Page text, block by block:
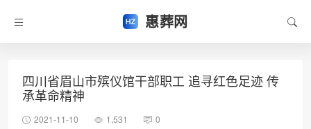
惠葬网
四川省眉山市殡仪馆干部职工 追寻红色足迹 传
承革命精神
2021-11-10 1,531 0